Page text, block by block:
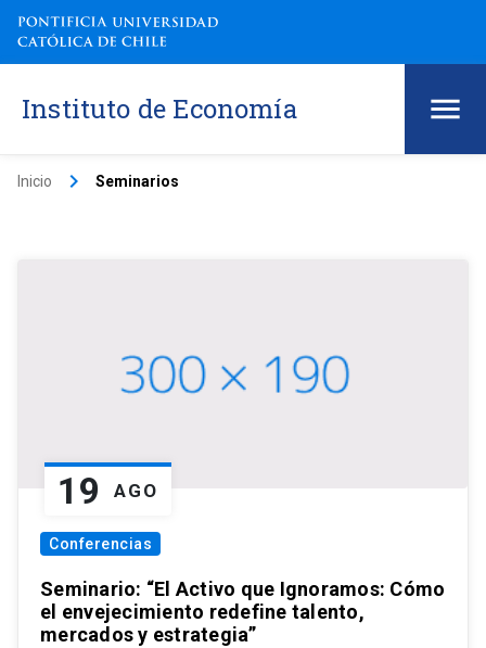
Instituto de Economía
Inicio keyboard_arrow_right Seminarios
19 AGO
Conferencias
Seminario: “El Activo que Ignoramos: Cómo
el envejecimiento redefine talento,
mercados y estrategia”